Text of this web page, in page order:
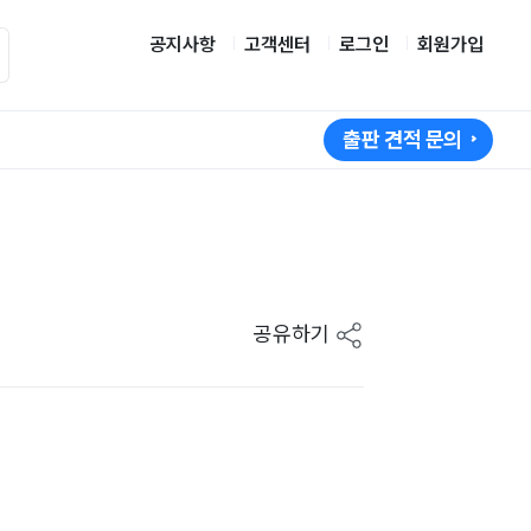
공지사항 고객센터 로그인 회원가입
출판 견적 문의
공유하기